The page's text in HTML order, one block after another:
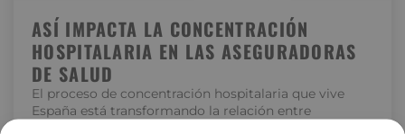
ASÍ IMPACTA LA CONCENTRACIÓN
HOSPITALARIA EN LAS ASEGURADORAS
DE SALUD
El proceso de concentración hospitalaria que vive
España está transformando la relación entre